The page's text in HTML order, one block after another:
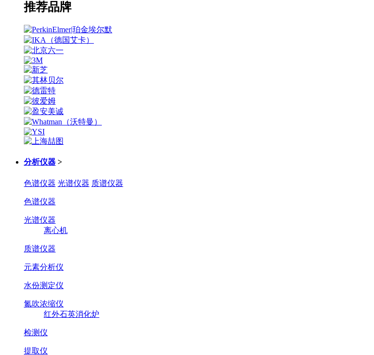
推荐品牌
分析仪器 >
色谱仪器 光谱仪器 质谱仪器
色谱仪器
光谱仪器
离心机
质谱仪器
元素分析仪
水份测定仪
氮吹浓缩仪
红外石英消化炉
检测仪
提取仪